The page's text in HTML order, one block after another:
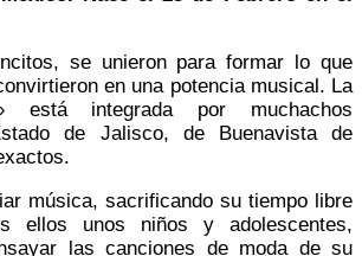
se unieron para formar lo que
en una potencia musical. La
está integrada por muchachos
de Jalisco, de Buenavista de
música, sacrificando su tiempo libre
ellos unos niños y adolescentes,
las canciones de moda de su